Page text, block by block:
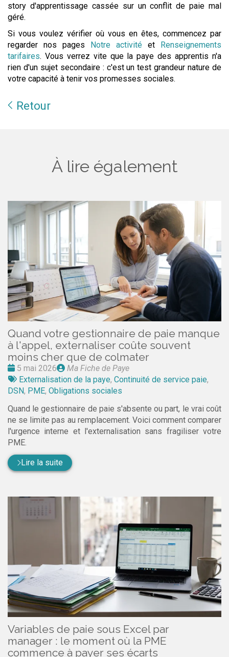
story d'apprentissage cassée sur un conflit de paie mal
géré.
Si vous voulez vérifier où vous en êtes, commencez par
regarder nos pages Notre activité et Renseignements
tarifaires. Vous verrez vite que la paye des apprentis n'a
rien d'un sujet secondaire : c'est un test grandeur nature de
votre capacité à tenir vos promesses sociales.
Retour
À lire également
Quand votre gestionnaire de paie manque
à l'appel, externaliser coûte souvent
moins cher que de colmater
Date
:
5 mai 2026
Publié
par
Ma Fiche de Paye
Tags
:
Externalisation de la paye, Continuité de service paie,
DSN, PME, Obligations sociales
Quand le gestionnaire de paie s'absente ou part, le vrai coût
ne se limite pas au remplacement. Voici comment comparer
l'urgence interne et l'externalisation sans fragiliser votre
PME.
Lire la suite
Variables de paie sous Excel par
manager : le moment où la PME
commence à payer ses écarts